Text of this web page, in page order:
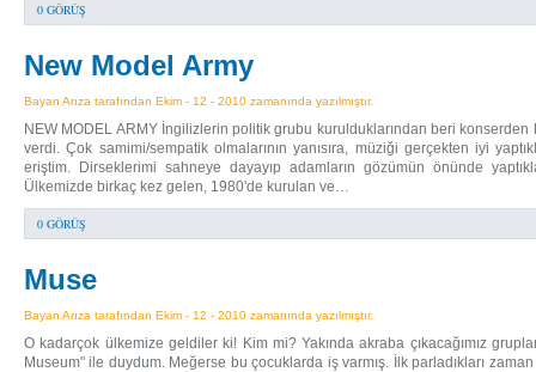
0 GÖRÜŞ
New Model Army
Bayan Arıza tarafından Ekim - 12 - 2010 zamanında yazılmıştır.
NEW MODEL ARMY İngilizlerin politik grubu kurulduklarından beri
verdi. Çok samimi/sempatik olmalarının yanısıra, müziği gerçekten iyi
eriştim. Dirseklerimi sahneye dayayıp adamların gözümün önünde
Ülkemizde birkaç kez gelen, 1980'de kurulan ve…
0 GÖRÜŞ
Muse
Bayan Arıza tarafından Ekim - 12 - 2010 zamanında yazılmıştır.
O kadarçok ülkemize geldiler ki! Kim mi? Yakında akraba çıkacağımız
Museum" ile duydum. Meğerse bu çocuklarda iş varmış. İlk parladıkları